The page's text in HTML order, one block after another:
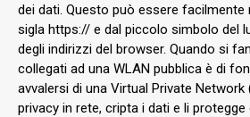
dei dati. Questo può essere
sigla https:// e dal piccolo simbolo del
degli indirizzi del browser. Quando si
collegati ad una WLAN pubblica è di
avvalersi di una Virtual Private
privacy in rete, cripta i dati e li protegge